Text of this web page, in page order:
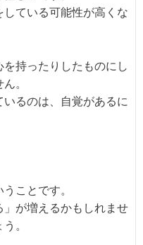
ている可能性が高くな
持ったりしたものにし
。
るのは、自覚があるに
ことです。
が増えるかもしれませ
。